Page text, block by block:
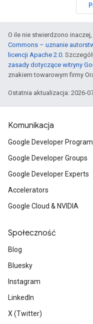
O ile nie stwierdzono
Commons – uznanie
licencji Apache 2.0.
zasady dotyczące witryny
znakiem towarowym firmy
Ostatnia aktualizacja: 2026-
Komunikacja
Google Developer Program
Google Developer Groups
Google Developer Experts
Accelerators
Google Cloud & NVIDIA
Społeczność
Blog
Bluesky
Instagram
LinkedIn
X (Twitter)